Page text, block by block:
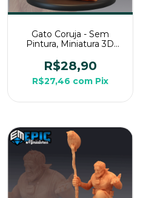
Gato Coruja - Sem
Pintura, Miniatura 3D
Mesa
R$28,90
R$27,46 com Pix